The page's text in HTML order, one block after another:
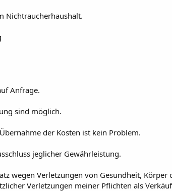
Nichtraucherhaushalt.
Anfrage.
sind möglich.
der Kosten ist kein Problem.
jeglicher Gewährleistung.
wegen Verletzungen von Gesundheit,
Verletzungen meiner Pflichten als